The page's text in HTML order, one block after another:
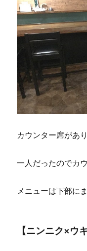
カウンター席があり
一人だったのでカ
メニューは下部に
【ニンニク×ウ